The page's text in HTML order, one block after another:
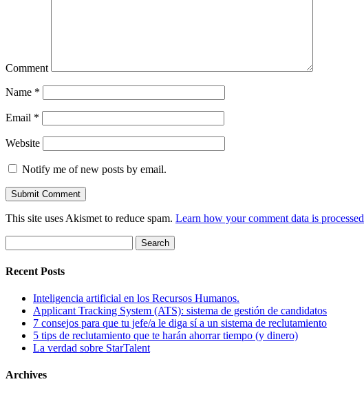
Comment
Name *
Email *
Website
Notify me of new posts by email.
This site uses Akismet to reduce spam. Learn how your comment data is processed
for:
Recent Posts
Inteligencia artificial en los Recursos Humanos.
Applicant Tracking System (ATS): sistema de gestión de candidatos
7 consejos para que tu jefe/a le diga sí a un sistema de reclutamiento
5 tips de reclutamiento que te harán ahorrar tiempo (y dinero)
La verdad sobre StarTalent
Archives